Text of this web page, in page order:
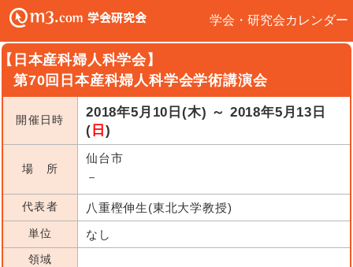
学会・研究会カレンダー
日本産科婦人科学会】
第70回日本産科婦人科学会学術講演会
開催日時
2018年5月10日(木) ～ 2018年5月13日
( 日 )
場 所
仙台市
－
代表者 八重樫伸生(東北大学教授)
単位 なし
領域